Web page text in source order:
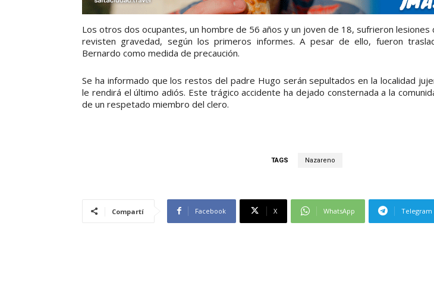
Los otros dos ocupantes, un hombre de 56 años y un joven de 18, sufrieron
revisten gravedad, según los primeros informes. A pesar de ello, fueron
Bernardo como medida de precaución.
Se ha informado que los restos del padre Hugo serán sepultados en la localidad
le rendirá el último adiós. Este trágico accidente ha dejado consternada a la
de un respetado miembro del clero.
TAGS Nazareno
Compartí Facebook X WhatsApp Telegram